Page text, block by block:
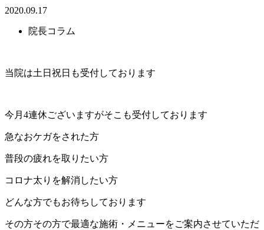
2020.09.17
院長コラム
当院は土日祝日も受付しております
今月4連休ございますがそこも受付しております
急なおケガをされた方
普段の疲れを取りたい方
コロナ太りを解消したい方
どんな方でもお待ちしております
その方その方で最適な施術・メニューをご案内させていただ